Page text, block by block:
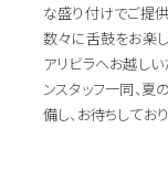
な盛り付けでご提
数々に舌鼓をお楽し
アリビラへお越し
ンスタッフ一同、夏
備し、お待ちしてお